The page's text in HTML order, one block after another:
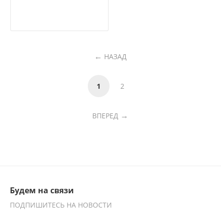
НАЗАД
1 2
ВПЕРЕД
Будем на связи
ПОДПИШИТЕСЬ НА НОВОСТИ